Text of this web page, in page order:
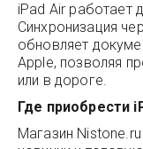
iPad Air работает
Синхронизация
обновляет
Apple, позволяя
или в дороге.
Где приобрести
Магазин Nistone.ru